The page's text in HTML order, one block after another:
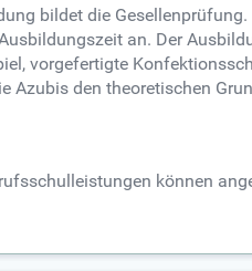
bildet die
an. Der
vorgefertigte
den theoretischen
können